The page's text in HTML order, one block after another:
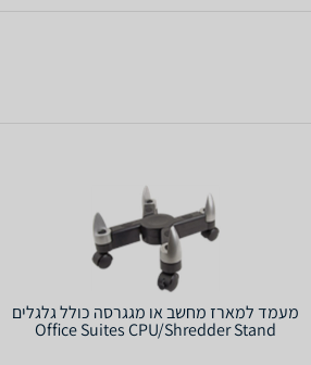
מעמד למארז מחשב או מגגרסה כולל גלגלים
Office Suites CPU/Shredder Stand